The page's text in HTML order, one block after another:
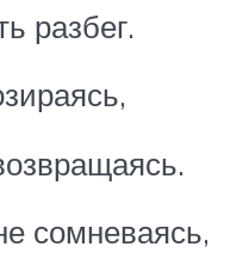
разбег.
сомневаясь,